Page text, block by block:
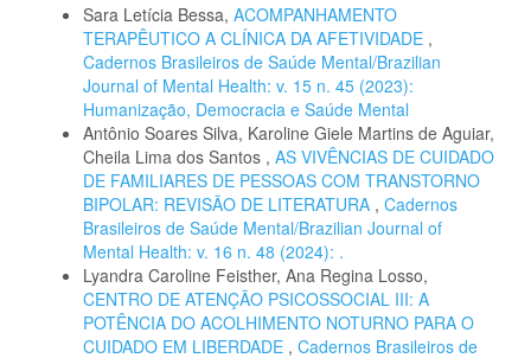
Sara Letícia Bessa, ACOMPANHAMENTO
TERAPÊUTICO A CLÍNICA DA AFETIVIDADE ,
Cadernos Brasileiros de Saúde Mental/Brazilian
Journal of Mental Health: v. 15 n. 45 (2023):
Humanização, Democracia e Saúde Mental
Antônio Soares Silva, Karoline Giele Martins de Aguiar,
Cheila Lima dos Santos , AS VIVÊNCIAS DE CUIDADO
DE FAMILIARES DE PESSOAS COM TRANSTORNO
BIPOLAR: REVISÃO DE LITERATURA , Cadernos
Brasileiros de Saúde Mental/Brazilian Journal of
Mental Health: v. 16 n. 48 (2024): .
Lyandra Caroline Feisther, Ana Regina Losso,
CENTRO DE ATENÇÃO PSICOSSOCIAL III: A
POTÊNCIA DO ACOLHIMENTO NOTURNO PARA O
CUIDADO EM LIBERDADE , Cadernos Brasileiros de